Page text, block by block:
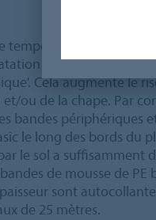
température dans le
et le retrait sont
Cela augmente le
ou de la chape. Par
bandes périphériques
le long des bords du
le sol a suffisamment
de mousse de PE
sont
de 25 mètres.